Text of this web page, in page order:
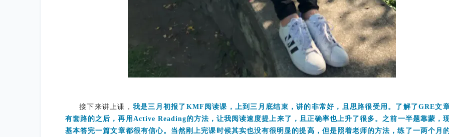
接下来讲上课， 我是三月初报了 KMF阅读课 ，上到三月底结束，讲的非常好，且思路很受用。了解了GRE文
有套路的之后，再用Active Reading的方法，让我阅读速度提上来了，且正确率也上升了很多。之前一半题靠蒙，
基本答完一篇文章都很有信心。当然刚上完课时候其实也没有很明显的提高，但是照着老师的方法 ，练了一两个月